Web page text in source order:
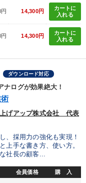
けます。
refresh 更新する
762タイトル）からお探
ンロード）
14,300円
カートに
入れる
14,300円
カートに
入れる
ダウンロード対応
ナログが効果絶大！
げアップ株式会社 代表
、採用力の強化も実現！
上手な書き方、使い方。
社長の顧客...
会員価格 購 入